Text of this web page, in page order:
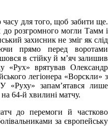
для того, щоб забити ще.
розгромного могли Тамм і
захисник не зміг як слід
прямо перед воротами
в стійку й м’яч залишив
«Рух» врятував Олександр
легіонера «Ворскли» з
запам’ятався лише
64-й хвилині матчу.
до перемоги й частково
за європейську